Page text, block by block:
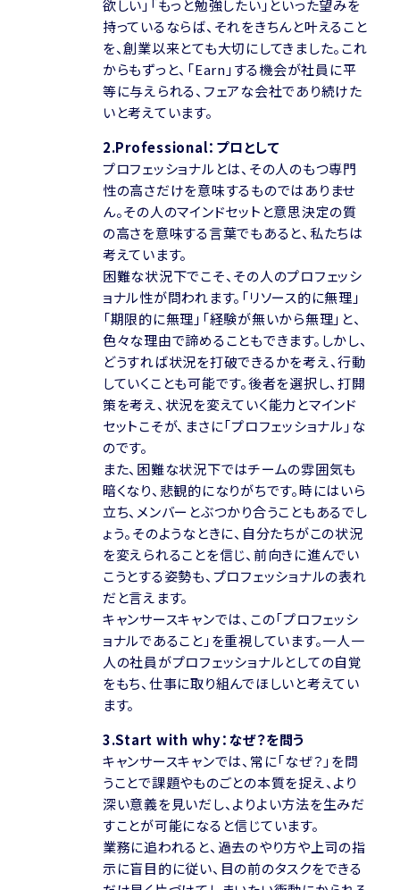
欲しい」「もっと勉強したい」といった望みを
持っているならば、それをきちんと叶えること
を、創業以来とても大切にしてきました。これ
からもずっと、「Earn」する機会が社員に平
等に与えられる、フェアな会社であり続けた
いと考えています。
2.Professional：プロとして
プロフェッショナルとは、その人のもつ専門
性の高さだけを意味するものではありませ
ん。その人のマインドセットと意思決定の質
の高さを意味する言葉でもあると、私たちは
考えています。
困難な状況下でこそ、その人のプロフェッシ
ョナル性が問われます。「リソース的に無理」
「期限的に無理」「経験が無いから無理」と、
色々な理由で諦めることもできます。しかし、
どうすれば状況を打破できるかを考え、行動
していくことも可能です。後者を選択し、打開
策を考え、状況を変えていく能力とマインド
セットこそが、まさに「プロフェッショナル」な
のです。
また、困難な状況下ではチームの雰囲気も
暗くなり、悲観的になりがちです。時にはいら
立ち、メンバーとぶつかり合うこともあるでし
ょう。そのようなときに、自分たちがこの状況
を変えられることを信じ、前向きに進んでい
こうとする姿勢も、プロフェッショナルの表れ
だと言えます。
キャンサースキャンでは、この「プロフェッシ
ョナルであること」を重視しています。一人一
人の社員がプロフェッショナルとしての自覚
をもち、仕事に取り組んでほしいと考えてい
ます。
3.Start with why：なぜ？を問う
キャンサースキャンでは、常に「なぜ？」を問
うことで課題やものごとの本質を捉え、より
深い意義を見いだし、よりよい方法を生みだ
すことが可能になると信じています。
業務に追われると、過去のやり方や上司の指
示に盲目的に従い、目の前のタスクをできる